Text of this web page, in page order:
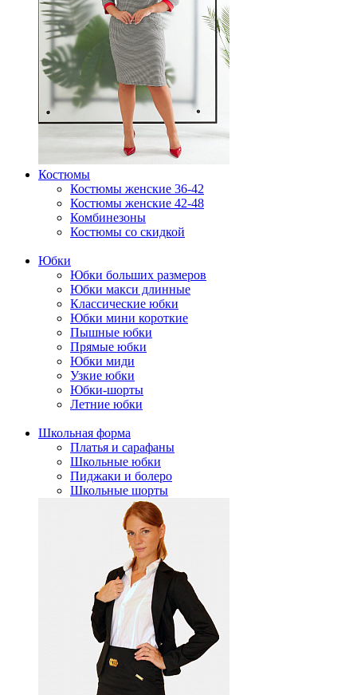
Костюмы
Костюмы женские 36-42
Костюмы женские 42-48
Комбинезоны
Костюмы со скидкой
Юбки
Юбки больших размеров
Юбки макси длинные
Классические юбки
Юбки мини короткие
Пышные юбки
Прямые юбки
Юбки миди
Узкие юбки
Юбки-шорты
Летние юбки
Школьная форма
Платья и сарафаны
Школьные юбки
Пиджаки и болеро
Школьные шорты